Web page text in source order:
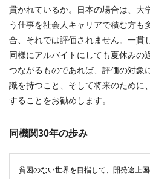
貫かれているか。日本の場合は、大
う仕事を社会人キャリアで積む方も
合、それでは評価されません。一貫
同様にアルバイトにしても夏休みの
つながるものであれば、評価の対象
識を持つこと、そして将来のために
することをお勧めします。
同機関30年の歩み
貧困のない世界を目指して、開発途上